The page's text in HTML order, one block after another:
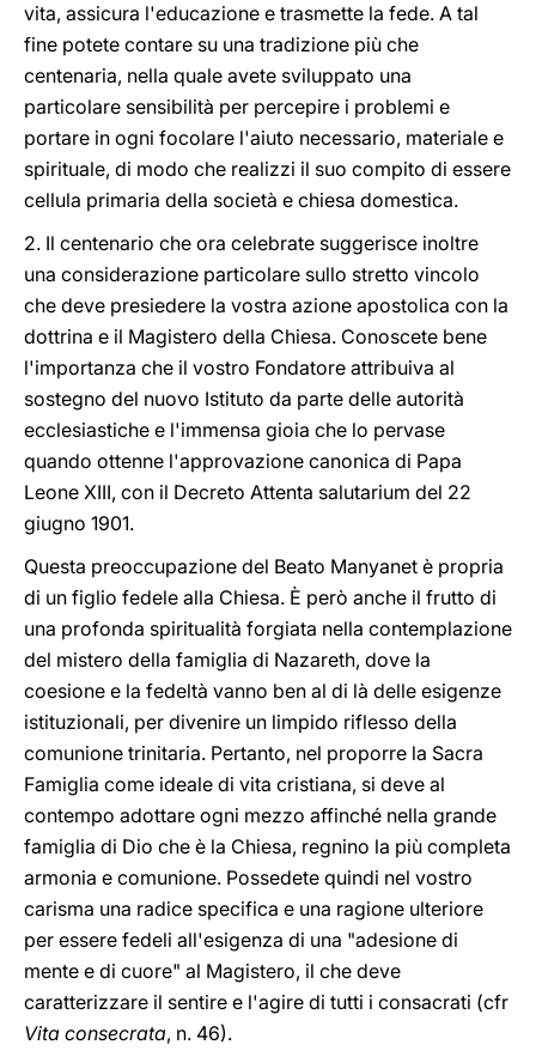
vita, assicura l'educazione e trasmette la fede. A tal
fine potete contare su una tradizione più che
centenaria, nella quale avete sviluppato una
particolare sensibilità per percepire i problemi e
portare in ogni focolare l'aiuto necessario, materiale e
spirituale, di modo che realizzi il suo compito di essere
cellula primaria della società e chiesa domestica.
2. Il centenario che ora celebrate suggerisce inoltre
una considerazione particolare sullo stretto vincolo
che deve presiedere la vostra azione apostolica con la
dottrina e il Magistero della Chiesa. Conoscete bene
l'importanza che il vostro Fondatore attribuiva al
sostegno del nuovo Istituto da parte delle autorità
ecclesiastiche e l'immensa gioia che lo pervase
quando ottenne l'approvazione canonica di Papa
Leone XIII, con il Decreto Attenta salutarium del 22
giugno 1901.
Questa preoccupazione del Beato Manyanet è propria
di un figlio fedele alla Chiesa. È però anche il frutto di
una profonda spiritualità forgiata nella contemplazione
del mistero della famiglia di Nazareth, dove la
coesione e la fedeltà vanno ben al di là delle esigenze
istituzionali, per divenire un limpido riflesso della
comunione trinitaria. Pertanto, nel proporre la Sacra
Famiglia come ideale di vita cristiana, si deve al
contempo adottare ogni mezzo affinché nella grande
famiglia di Dio che è la Chiesa, regnino la più completa
armonia e comunione. Possedete quindi nel vostro
carisma una radice specifica e una ragione ulteriore
per essere fedeli all'esigenza di una "adesione di
mente e di cuore" al Magistero, il che deve
caratterizzare il sentire e l'agire di tutti i consacrati (cfr
Vita consecrata, n. 46).